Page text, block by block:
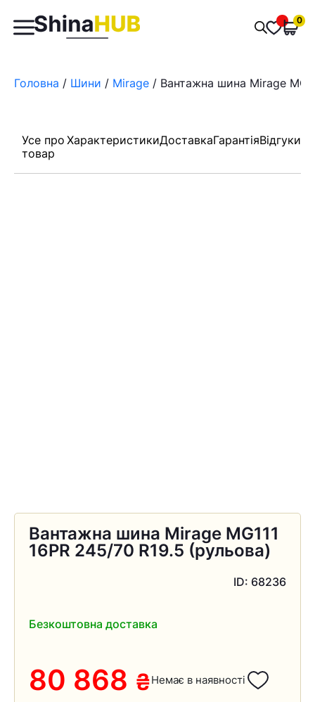
Пошук
товарів
0
Головна / Шини / Mirage / Вантажна шина Mirage
Усе про
товар
ХарактеристикиДоставкаГарантіяВідгуки
Вантажна шина Mirage MG111
16PR 245/70 R19.5 (рульова)
ID: 68236
Безкоштовна доставка
80 868 ₴Немає в наявності